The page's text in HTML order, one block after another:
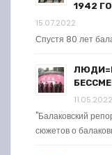
1942
15.07.2022
Спустя 80 лет
11.05.2022
"Балаковский
сюжетов о